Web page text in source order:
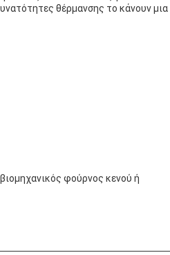
θέρμανσης το κάνουν μια
φούρνος κενού ή